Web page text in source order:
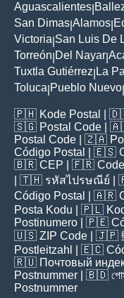
Aguascalientes
San Dimas Alamos
Victoria San Luis De
Torreón Del Nayar
Tuxtla Gutiérrez La
Toluca Pueblo Nuevo
🇵🇭 Kode Postal |
🇸🇬 Postal Code |
Postal Code | 🇿🇦
Código Postal
| 🇪🇸
🇧🇷 CEP | 🇫🇷
| 🇹🇭 รหัสไปรษณีย์ |
Código Postal
| 🇦🇷
Posta Kodu | 🇵🇱
Postinumero | 🇵🇪
🇺🇸 ZIP Code | 🇯🇵
Postleitzahl
| 🇪🇨
🇷🇺 Почтовый
Postnummer | 🇧🇩
Postnummer